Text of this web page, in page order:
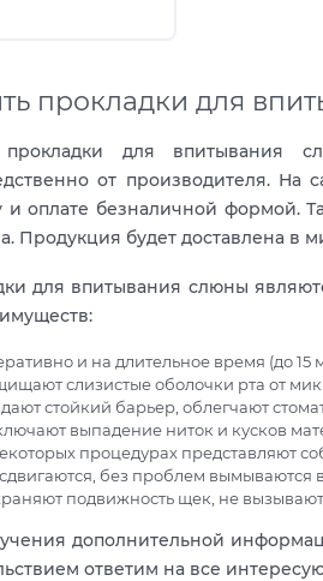
прокладки для
прокладки для впитывания
от производителя. На
и оплате безналичной формой.
Продукция будет доставлена
для впитывания слюны
и на длительное время (до 15
слизистые оболочки рта от
стойкий барьер, облегчают
выпадение ниток и кусков
процедурах представляют
без проблем
подвижность щек, не
дополнительной
ответим на все